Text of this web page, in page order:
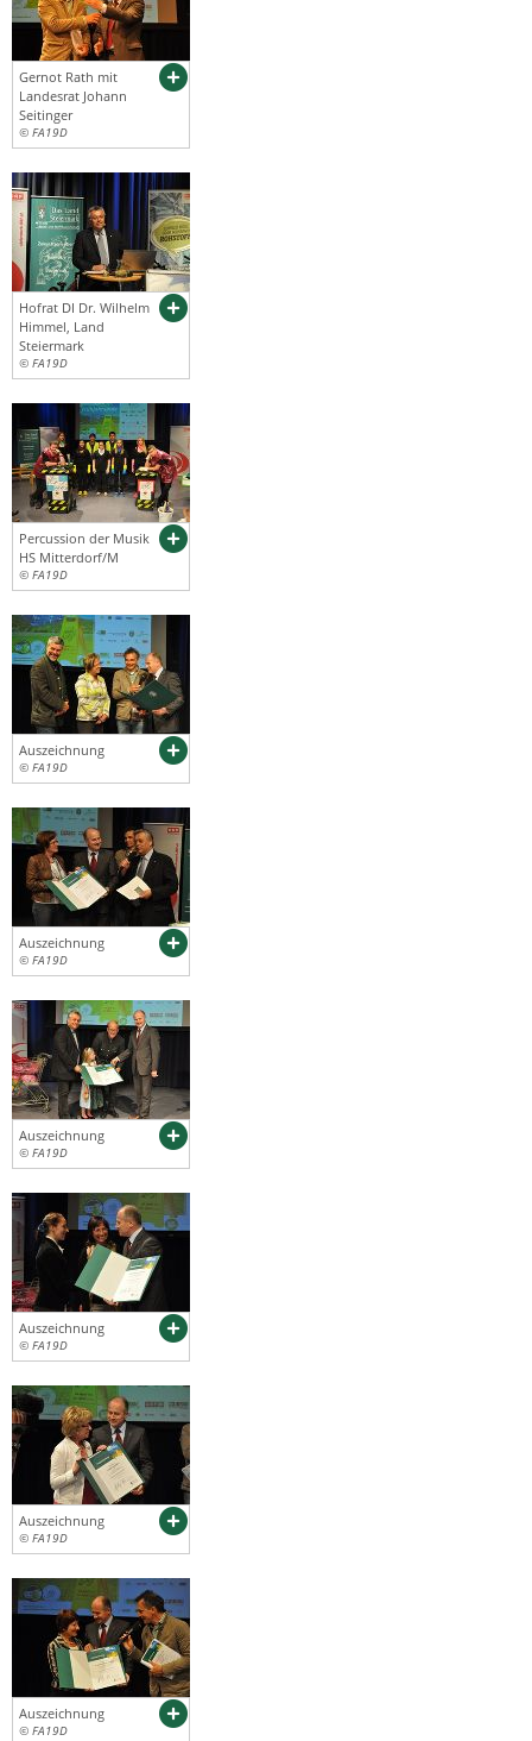
Gernot Rath mit
Landesrat Johann
Seitinger
© FA19D
Hofrat DI Dr. Wilhelm
Himmel, Land
Steiermark
© FA19D
Percussion der Musik
HS Mitterdorf/M
© FA19D
Auszeichnung
© FA19D
Auszeichnung
© FA19D
Auszeichnung
© FA19D
Auszeichnung
© FA19D
Auszeichnung
© FA19D
Auszeichnung
© FA19D